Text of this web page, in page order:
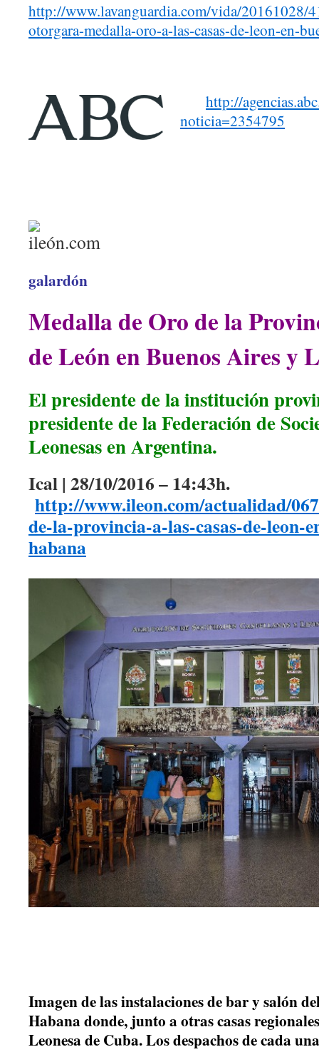
http://www.lavanguardia.com/vida/20161028/
otorgara-medalla-oro-a-las-casas-de-leon-en-
http://
noticia=2354795
galardón
Medalla de Oro de la
de León en Buenos Aires y
El presidente de la institución
presidente de la Federación de
Leonesas en Argentina.
Ical | 28/10/2016 – 14:43h.
http://www.ileon.com/actualidad/
de-la-provincia-a-las-casas-de-leon-
habana
Imagen de las instalaciones de bar y salón
Habana donde, junto a otras casas
Leonesa de Cuba. Los despachos de cada